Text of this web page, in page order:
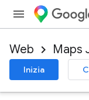
Web Maps
Inizia